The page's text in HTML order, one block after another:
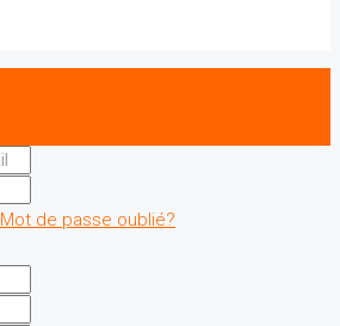
Mot de passe oublié?